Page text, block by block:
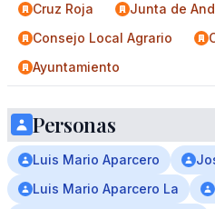
Cruz Roja
Junta de
Consejo Local Agrario
Ayuntamiento
Personas
Luis Mario Aparcero
Luis Mario Aparcero La